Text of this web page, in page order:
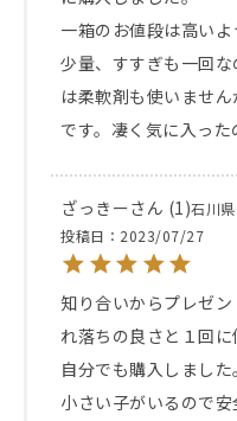
一箱のお値段は高い
少量、すすぎも一回
は柔軟剤も使いませ
です。凄く気に入った
ざっきー 1 石川県
投稿日
2023/07/27
知り合いからプレゼ
れ落ちの良さと１回
自分でも購入しました。
小さい子がいるので